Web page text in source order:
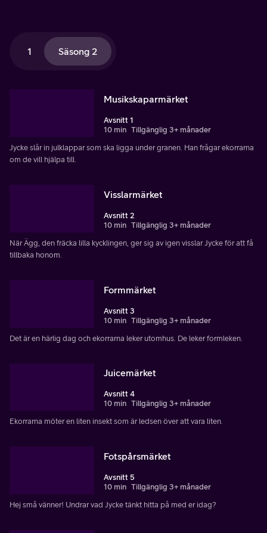
1 Säsong 2
Musikskaparmärket
Avsnitt 1
10 min Tillgänglig 3+ månader
Jycke slår in julklappar som ska ligga under granen. Han frågar ekorrarna
om de vill hjälpa till.
Visslarmärket
Avsnitt 2
10 min Tillgänglig 3+ månader
När Ägg, den fräcka lilla kycklingen, ger sig av igen visslar Jycke för att få
tillbaka honom.
Formmärket
Avsnitt 3
10 min Tillgänglig 3+ månader
Det är en härlig dag och ekorrarna leker utomhus. De leker formleken.
Juicemärket
Avsnitt 4
10 min Tillgänglig 3+ månader
Ekorrarna möter en liten insekt som är ledsen över att vara liten.
Fotspårsmärket
Avsnitt 5
10 min Tillgänglig 3+ månader
Hej små vänner! Undrar vad Jycke tänkt hitta på med er idag?